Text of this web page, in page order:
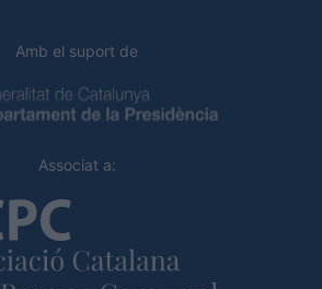
Amb el suport de
Associat a: